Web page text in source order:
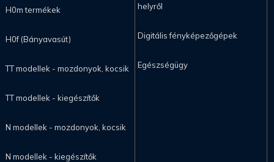
H0m termékek
H0f (Bányavasút)
TT modellek - mozdonyok, kocsik
TT modellek - kiegészítők
N modellek - mozdonyok, kocsik
N modellek - kiegészítők
helyről
Digitális fényképezőgépek
Egészségügy